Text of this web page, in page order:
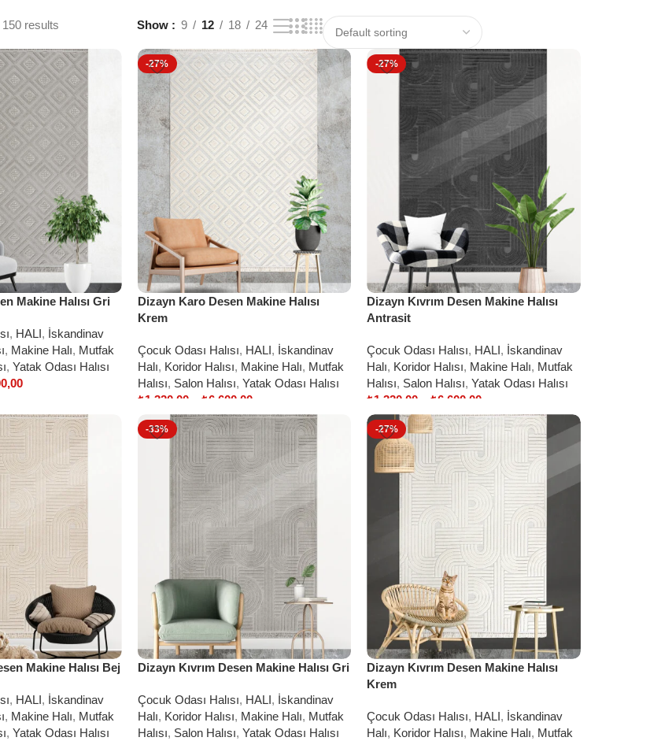
results Show 9 12 18 24
Makine Halısı Gri
, HALI, İskandinav
, Makine Halı, Mutfak
, Yatak Odası Halısı
-27%
Dizayn Karo Desen Makine Halısı
Krem
Çocuk Odası Halısı, HALI, İskandinav
Halı, Koridor Halısı, Makine Halı, Mutfak
Halısı, Salon Halısı, Yatak Odası Halısı
₺1.320,00– ₺6.600,00
Select options
-27%
Dizayn Kıvrım Desen Makine Halısı
Antrasit
Çocuk Odası Halısı, HALI, İskandinav
Halı, Koridor Halısı, Makine Halı, Mutfak
Halısı, Salon Halısı,Yatak Odası Halısı
₺1.320,00 –₺6.600,00
Select options
Makine Halısı Bej
, HALI, İskandinav
, Makine Halı, Mutfak
, Yatak Odası Halısı
-33%
Dizayn Kıvrım Desen Makine Halısı Gri
Çocuk Odası Halısı, HALI, İskandinav
Halı, Koridor Halısı, Makine Halı, Mutfak
Halısı, Salon Halısı, Yatak Odası Halısı
-27%
Dizayn Kıvrım Desen Makine Halısı
Krem
Çocuk Odası Halısı, HALI, İskandinav
Halı, Koridor Halısı, Makine Halı, Mutfak